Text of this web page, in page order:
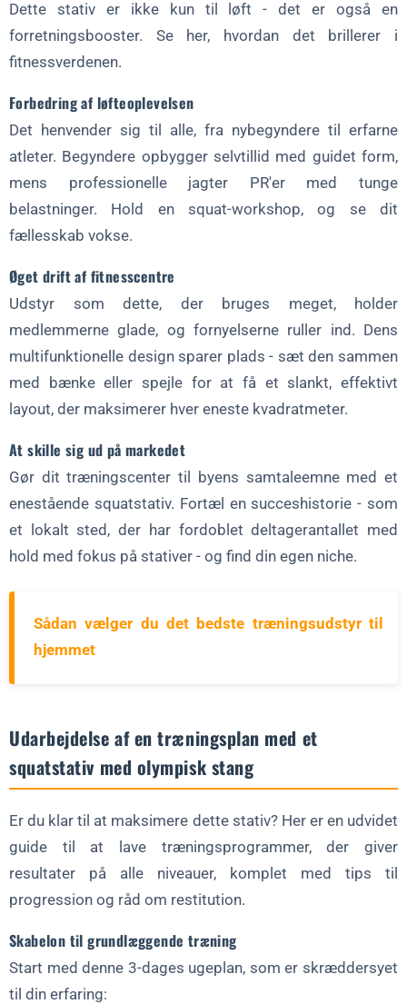
Dette stativ er ikke kun til løft - det er også en
forretningsbooster. Se her, hvordan det brillerer i
fitnessverdenen.
Forbedring af løfteoplevelsen
Det henvender sig til alle, fra nybegyndere til erfarne
atleter. Begyndere opbygger selvtillid med guidet form,
mens professionelle jagter PR'er med tunge
belastninger. Hold en squat-workshop, og se dit
fællesskab vokse.
Øget drift af fitnesscentre
Udstyr som dette, der bruges meget, holder
medlemmerne glade, og fornyelserne ruller ind. Dens
multifunktionelle design sparer plads - sæt den sammen
med bænke eller spejle for at få et slankt, effektivt
layout, der maksimerer hver eneste kvadratmeter.
At skille sig ud på markedet
Gør dit træningscenter til byens samtaleemne med et
enestående squatstativ. Fortæl en succeshistorie - som
et lokalt sted, der har fordoblet deltagerantallet med
hold med fokus på stativer - og find din egen niche.
Sådan vælger du det bedste træningsudstyr til
hjemmet
Udarbejdelse af en træningsplan med et
squatstativ med olympisk stang
Er du klar til at maksimere dette stativ? Her er en udvidet
guide til at lave træningsprogrammer, der giver
resultater på alle niveauer, komplet med tips til
progression og råd om restitution.
Skabelon til grundlæggende træning
Start med denne 3-dages ugeplan, som er skræddersyet
til din erfaring: